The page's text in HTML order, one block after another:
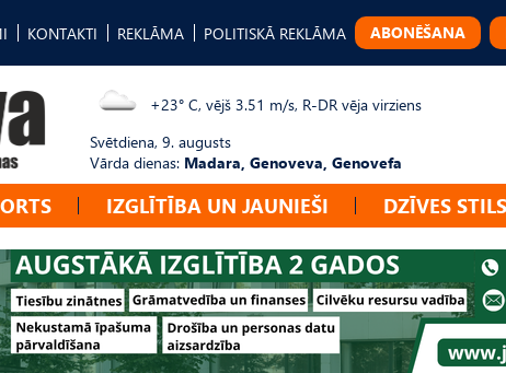
KONTAKTI REKLĀMA POLITISKĀ REKLĀMA ABONĒŠANA
+23° C, vējš 3.51 m/s, R-DR vēja virziens
Svētdiena, 9. augusts
Vārda dienas: Madara, Genoveva, Genovefa
IZGLĪTĪBA UN JAUNIEŠI DZĪVES STILS